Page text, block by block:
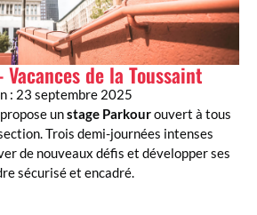
de la Toussaint
: 23 septembre 2025
unstage Parkourouvert à tous
Trois demi-journées intenses
de nouveaux défis et développer ses
sécurisé et encadré.